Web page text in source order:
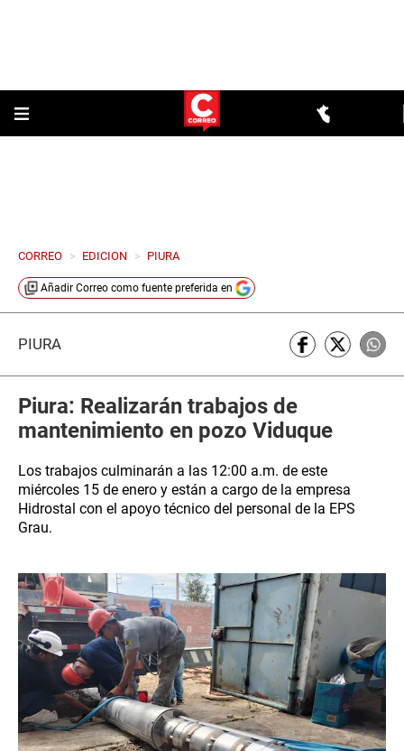
CORREO > EDICION > PIURA
Añadir Correo como fuente preferida en
PIURA
Piura: Realizarán trabajos de
mantenimiento en pozo Viduque
Los trabajos culminarán a las 12:00 a.m. de este
miércoles 15 de enero y están a cargo de la empresa
Hidrostal con el apoyo técnico del personal de la EPS
Grau.